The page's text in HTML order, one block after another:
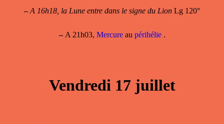
– A 16h18, la Lune entre dans le signe du Lion Lg 120°
–A 21h03, Mercure au périhélie .
Vendredi 17 juillet